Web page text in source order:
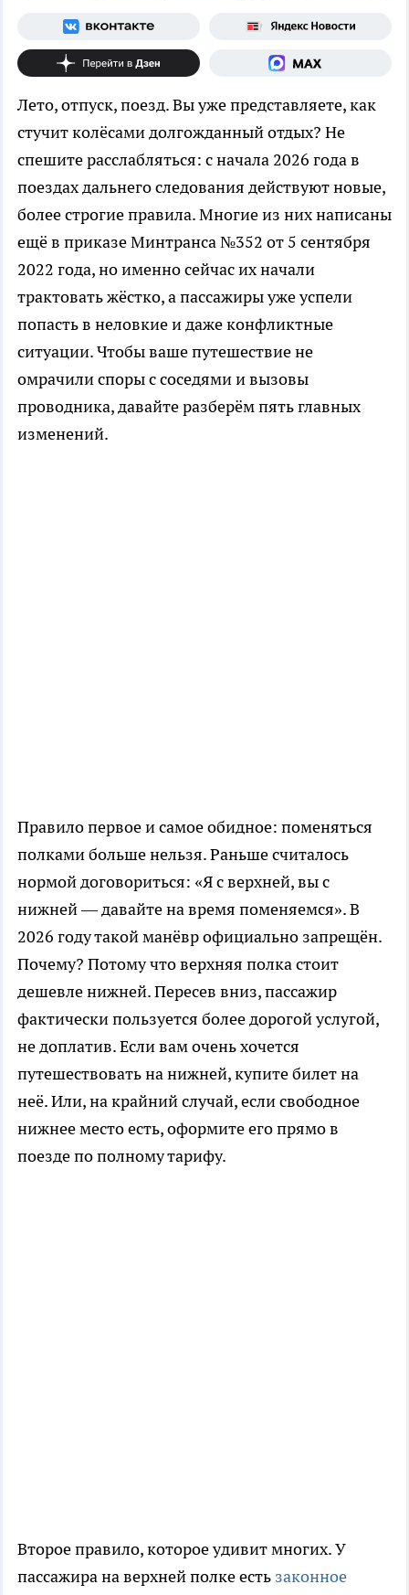
Лето, отпуск, поезд. Вы уже представляете, как
стучит колёсами долгожданный отдых? Не
спешите расслабляться: с начала 2026 года в
поездах дальнего следования действуют новые,
более строгие правила. Многие из них написаны
ещё в приказе Минтранса №352 от 5 сентября
2022 года, но именно сейчас их начали
трактовать жёстко, а пассажиры уже успели
попасть в неловкие и даже конфликтные
ситуации. Чтобы ваше путешествие не
омрачили споры с соседями и вызовы
проводника, давайте разберём пять главных
изменений.
Правило первое и самое обидное: поменяться
полками больше нельзя. Раньше считалось
нормой договориться: «Я с верхней, вы с
нижней — давайте на время поменяемся». В
2026 году такой манёвр официально запрещён.
Почему? Потому что верхняя полка стоит
дешевле нижней. Пересев вниз, пассажир
фактически пользуется более дорогой услугой,
не доплатив. Если вам очень хочется
путешествовать на нижней, купите билет на
неё. Или, на крайний случай, если свободное
нижнее место есть, оформите его прямо в
поезде по полному тарифу.
Второе правило, которое удивит многих. У
пассажира на верхней полке есть законное